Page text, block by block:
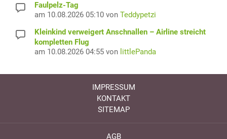
Faulpelz-Tag
am 10.08.2026 05:10 von Teddypetzi
Kleinkind verweigert Anschnallen – Airline streicht
kompletten Flug
am 10.08.2026 04:55 von littlePanda
IMPRESSUM
KONTAKT
SITEMAP
AGB